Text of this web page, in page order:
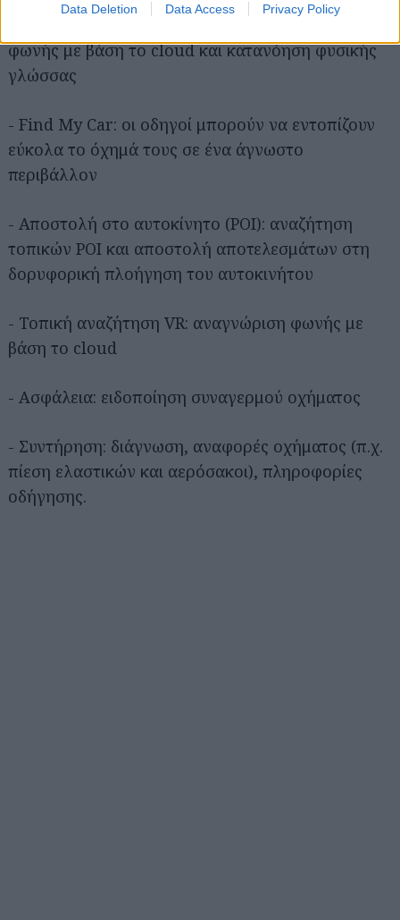
Data Deletion Data Access Privacy Policy
φωνής με βάση το cloud και κατανόηση φυσικής
γλώσσας
- Find My Car: οι οδηγοί μπορούν να εντοπίζουν
εύκολα το όχημά τους σε ένα άγνωστο
περιβάλλον
- Αποστολή στο αυτοκίνητο (POI): αναζήτηση
τοπικών POI και αποστολή αποτελεσμάτων στη
δορυφορική πλοήγηση του αυτοκινήτου
- Τοπική αναζήτηση VR: αναγνώριση φωνής με
βάση το cloud
- Ασφάλεια: ειδοποίηση συναγερμού οχήματος
- Συντήρηση: διάγνωση, αναφορές οχήματος (π.χ.
πίεση ελαστικών και αερόσακοι), πληροφορίες
οδήγησης.